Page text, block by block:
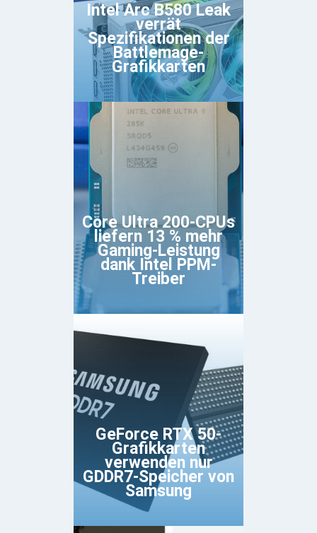
Intel Arc B580 Leak
verrät
Spezifikationen der
Battlemage-
Grafikkarten
Core Ultra 200-CPUs
liefern 13 % mehr
Gaming-Leistung
dank Intel PPM-
Treiber
GeForce RTX 50-
Grafikkarten
verwenden nur
GDDR7-Speicher von
Samsung